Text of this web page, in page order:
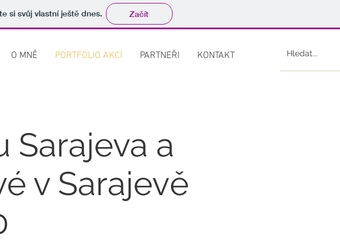
si svůj vlastní ještě dnes. Začít
O MNĚ PORTFOLIO AKCÍ PARTNEŘI KONTAKT
Sarajeva a
v Sarajevě